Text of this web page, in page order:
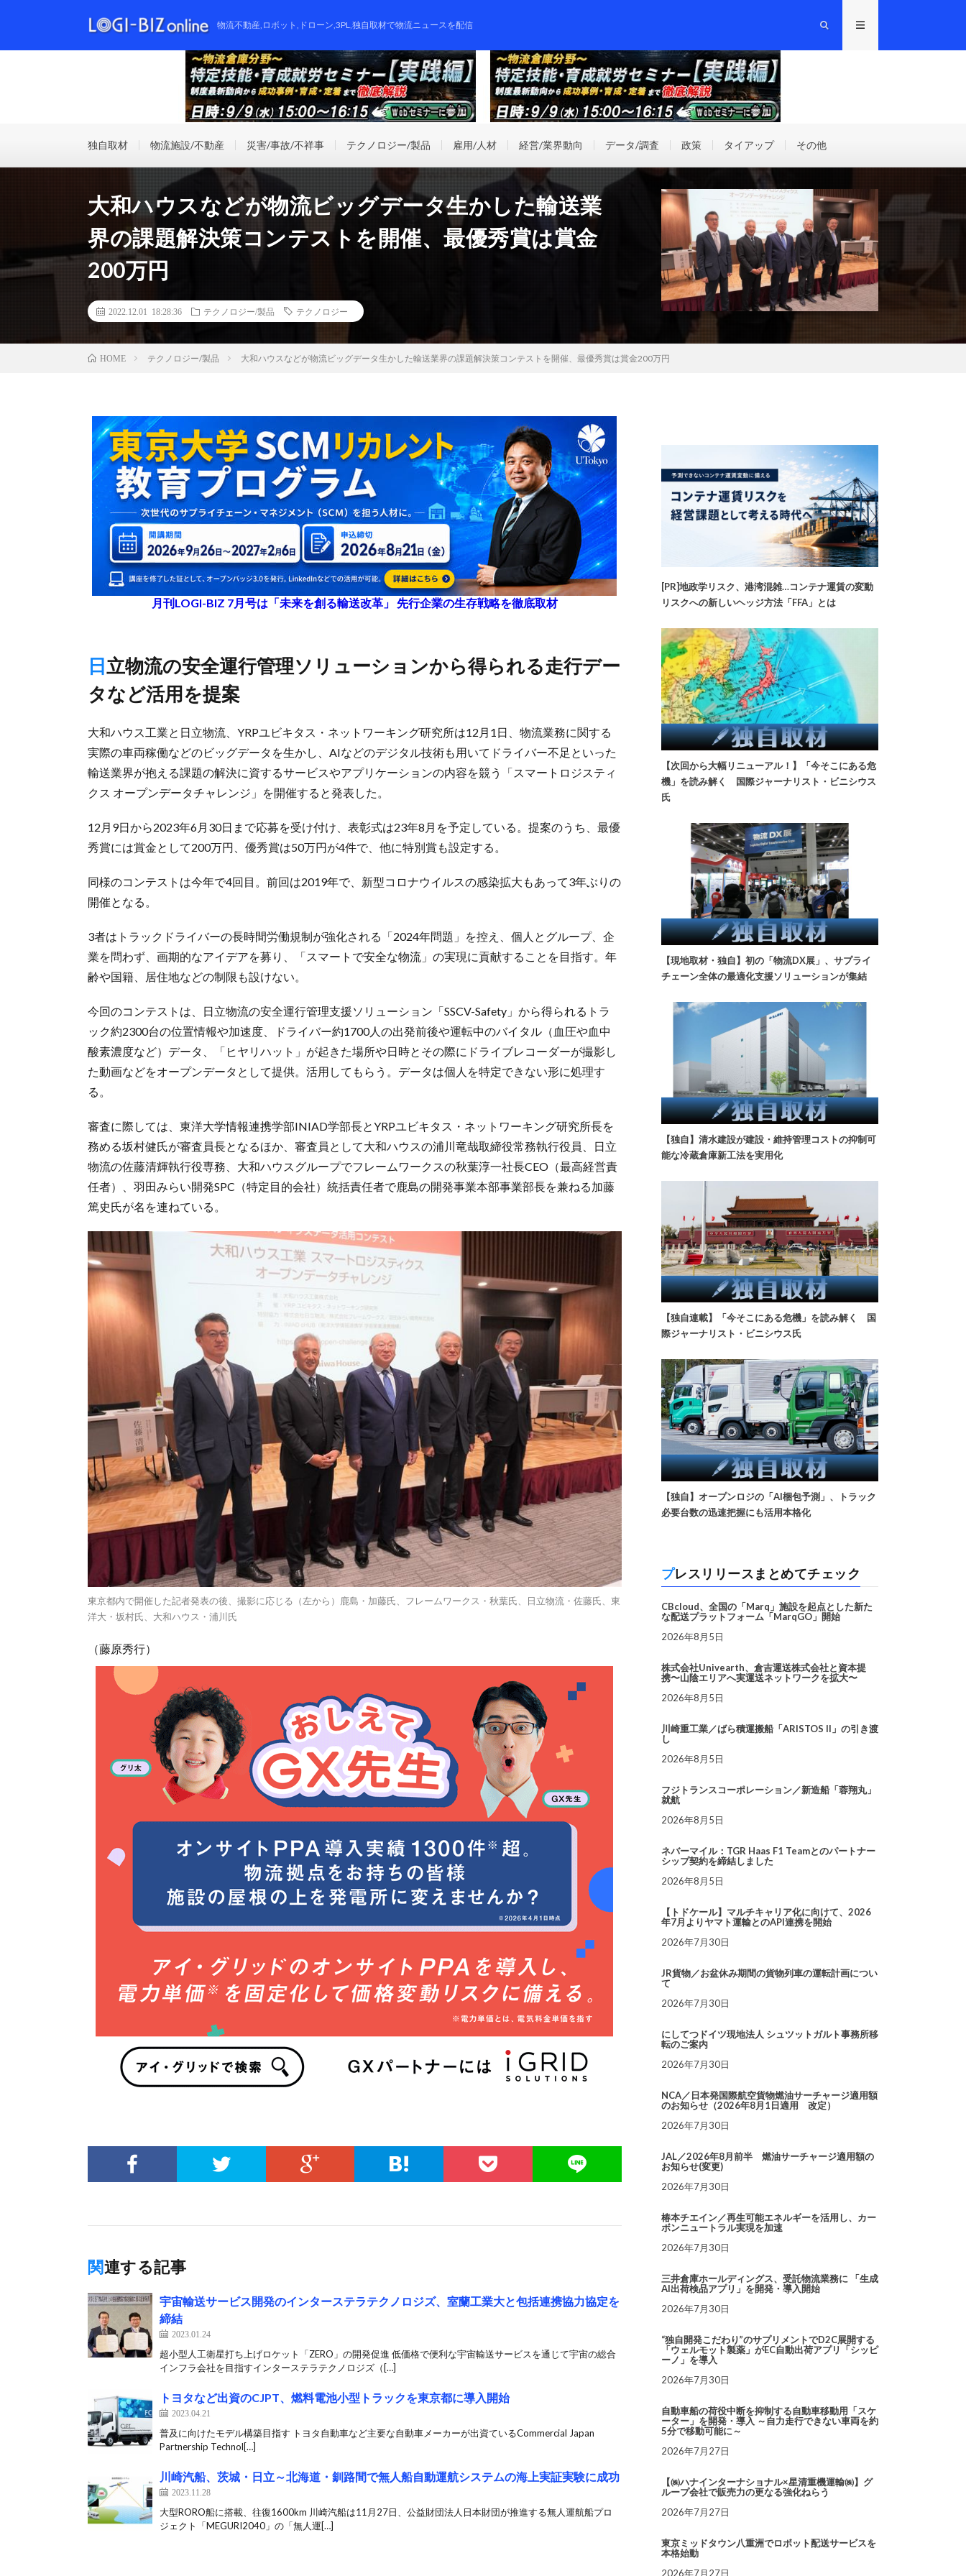
物流不動産,ロボット,ドローン,3PL,独自取材で物流ニュースを配信
独自取材 物流施設/不動産 災害/事故/不祥事 テクノロジー/製品 雇用/人材 経営/業界動向 データ/調査 政策 タイアップ その他
大和ハウスなどが物流ビッグデータ生かした輸送業
界の課題解決策コンテストを開催、最優秀賞は賞金
200万円
2022.12.01 18:28:36 テクノロジー/製品 テクノロジー
HOME テクノロジー/製品 大和ハウスなどが物流ビッグデータ生かした輸送業界の課題解決策コンテストを開催、最優秀賞は賞金200万円
月刊LOGI-BIZ 7月号は「未来を創る輸送改革」 先行企業の生存戦略を徹底取材
日立物流の安全運行管理ソリューションから得られる走行デー
タなど活用を提案
大和ハウス工業と日立物流、YRPユビキタス・ネットワーキング研究所は12月1日、物流業務に関する
実際の車両稼働などのビッグデータを生かし、AIなどのデジタル技術も用いてドライバー不足といった
輸送業界が抱える課題の解決に資するサービスやアプリケーションの内容を競う「スマートロジスティ
クス オープンデータチャレンジ」を開催すると発表した。
12月9日から2023年6月30日まで応募を受け付け、表彰式は23年8月を予定している。提案のうち、最優
秀賞には賞金として200万円、優秀賞は50万円が4件で、他に特別賞も設定する。
同様のコンテストは今年で4回目。前回は2019年で、新型コロナウイルスの感染拡大もあって3年ぶりの
開催となる。
3者はトラックドライバーの長時間労働規制が強化される「2024年問題」を控え、個人とグループ、企
業を問わず、画期的なアイデアを募り、「スマートで安全な物流」の実現に貢献することを目指す。年
齢や国籍、居住地などの制限も設けない。
今回のコンテストは、日立物流の安全運行管理支援ソリューション「SSCV-Safety」から得られるトラ
ック約2300台の位置情報や加速度、ドライバー約1700人の出発前後や運転中のバイタル（血圧や血中
酸素濃度など）データ、「ヒヤリハット」が起きた場所や日時とその際にドライブレコーダーが撮影し
た動画などをオープンデータとして提供。活用してもらう。データは個人を特定できない形に処理す
る。
審査に際しては、東洋大学情報連携学部INIAD学部長とYRPユビキタス・ネットワーキング研究所長を
務める坂村健氏が審査員長となるほか、審査員として大和ハウスの浦川竜哉取締役常務執行役員、日立
物流の佐藤清輝執行役専務、大和ハウスグループでフレームワークスの秋葉淳一社長CEO（最高経営責
任者）、羽田みらい開発SPC（特定目的会社）統括責任者で鹿島の開発事業本部事業部長を兼ねる加藤
篤史氏が名を連ねている。
東京都内で開催した記者発表の後、撮影に応じる（左から）鹿島・加藤氏、フレームワークス・秋葉氏、日立物流・佐藤氏、東
洋大・坂村氏、大和ハウス・浦川氏
（藤原秀行）
関連する記事
宇宙輸送サービス開発のインターステラテクノロジズ、室蘭工業大と包括連携協力協定を
締結
2023.01.24
超小型人工衛星打ち上げロケット「ZERO」の開発促進 低価格で便利な宇宙輸送サービスを通じて宇宙の総合
インフラ会社を目指すインターステラテクノロジズ（[…]
トヨタなど出資のCJPT、燃料電池小型トラックを東京都に導入開始
2023.04.21
普及に向けたモデル構築目指す トヨタ自動車など主要な自動車メーカーが出資ているCommercial Japan
Partnership Technol[…]
川崎汽船、茨城・日立～北海道・釧路間で無人船自動運航システムの海上実証実験に成功
2023.11.28
大型RORO船に搭載、往復1600km 川崎汽船は11月27日、公益財団法人日本財団が推進する無人運航船プロ
ジェクト「MEGURI2040」の「無人運[…]
[PR]地政学リスク、港湾混雑…コンテナ運賃の変動
リスクへの新しいヘッジ方法「FFA」とは
【次回から大幅リニューアル！】「今そこにある危
機」を読み解く 国際ジャーナリスト・ビニシウス
氏
【現地取材・独自】初の「物流DX展」、サプライ
チェーン全体の最適化支援ソリューションが集結
【独自】清水建設が建設・維持管理コストの抑制可
能な冷蔵倉庫新工法を実用化
【独自連載】「今そこにある危機」を読み解く 国
際ジャーナリスト・ビニシウス氏
【独自】オープンロジの「AI梱包予測」、トラック
必要台数の迅速把握にも活用本格化
プレスリリースまとめてチェック
CBcloud、全国の「Marq」施設を起点とした新た
な配送プラットフォーム「MarqGO」開始
2026年8月5日
株式会社Univearth、倉吉運送株式会社と資本提
携〜山陰エリアへ実運送ネットワークを拡大〜
2026年8月5日
川崎重工業／ばら積運搬船「ARISTOS II」の引き渡
し
2026年8月5日
フジトランスコーポレーション／新造船「蓉翔丸」
就航
2026年8月5日
ネバーマイル：TGR Haas F1 Teamとのパートナー
シップ契約を締結しました
2026年8月5日
【トドケール】マルチキャリア化に向けて、2026
年7月よりヤマト運輸とのAPI連携を開始
2026年7月30日
JR貨物／お盆休み期間の貨物列車の運転計画につい
て
2026年7月30日
にしてつドイツ現地法人 シュツットガルト事務所移
転のご案内
2026年7月30日
NCA／日本発国際航空貨物燃油サーチャージ適用額
のお知らせ（2026年8月1日適用 改定）
2026年7月30日
JAL／2026年8月前半 燃油サーチャージ適用額の
お知らせ(変更)
2026年7月30日
椿本チエイン／再生可能エネルギーを活用し、カー
ボンニュートラル実現を加速
2026年7月30日
三井倉庫ホールディングス、受託物流業務に 「生成
AI出荷検品アプリ」を開発・導入開始
2026年7月30日
“独自開発こだわり”のサプリメントでD2C展開する
「ウェルモット製薬」がEC自動出荷アプリ「シッピ
ーノ」を導入
2026年7月30日
自動車船の荷役中断を抑制する自動車移動用「スケ
ーター」を開発・導入 ～自力走行できない車両を約
5分で移動可能に～
2026年7月27日
【㈱ハナインターナショナル×星清重機運輸㈱】グ
ループ会社で販売力の更なる強化ねらう
2026年7月27日
東京ミッドタウン八重洲でロボット配送サービスを
本格始動
2026年7月27日